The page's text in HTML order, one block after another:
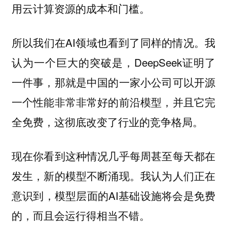
用云计算资源的成本和门槛。
所以我们在AI领域也看到了同样的情况。我
认为一个巨大的突破是，DeepSeek证明了
一件事，那就是中国的一家小公司可以开源
一个性能非常非常好的前沿模型，并且它完
全免费，这彻底改变了行业的竞争格局。
现在你看到这种情况几乎每周甚至每天都在
发生，新的模型不断涌现。我认为人们正在
意识到，模型层面的AI基础设施将会是免费
的，而且会运行得相当不错。